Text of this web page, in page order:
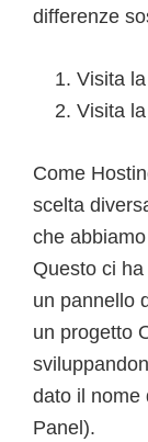
differenze
Visita
Visita
Come
scelta
che
Questo ci
un pannello
un progetto
dato il nome
Panel).